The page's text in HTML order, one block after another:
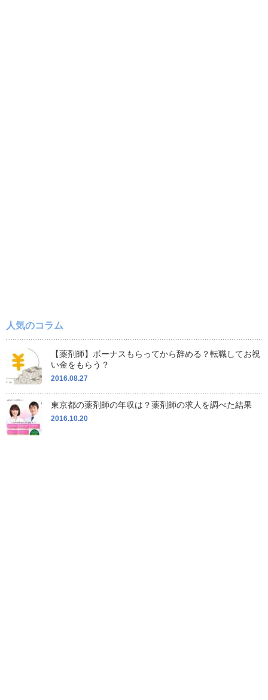
人気のコラム
【薬剤師】ボーナスもらってから辞める？転職してお祝
い金をもらう？
2016.08.27
東京都の薬剤師の年収は？薬剤師の求人を調べた結果
2016.10.20